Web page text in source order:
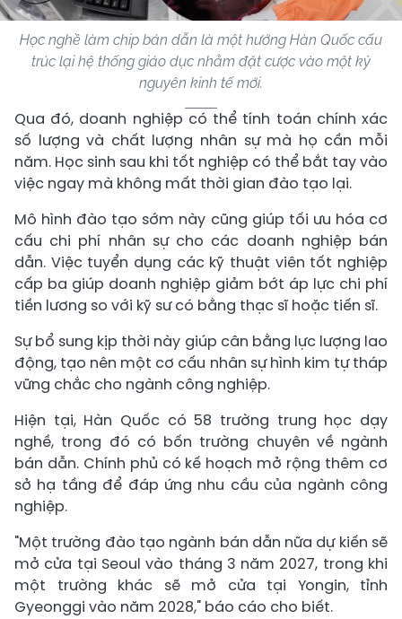
Học nghề làm chip bán dẫn là một hướng Hàn Quốc cấu
trúc lại hệ thống giáo dục nhằm đặt cược vào một kỷ
nguyên kinh tế mới.
Qua đó, doanh nghiệp có thể tính toán chính xác
số lượng và chất lượng nhân sự mà họ cần mỗi
năm. Học sinh sau khi tốt nghiệp có thể bắt tay vào
việc ngay mà không mất thời gian đào tạo lại.
Mô hình đào tạo sớm này cũng giúp tối ưu hóa cơ
cấu chi phí nhân sự cho các doanh nghiệp bán
dẫn. Việc tuyển dụng các kỹ thuật viên tốt nghiệp
cấp ba giúp doanh nghiệp giảm bớt áp lực chi phí
tiền lương so với kỹ sư có bằng thạc sĩ hoặc tiến sĩ.
Sự bổ sung kịp thời này giúp cân bằng lực lượng lao
động, tạo nên một cơ cấu nhân sự hình kim tự tháp
vững chắc cho ngành công nghiệp.
Hiện tại, Hàn Quốc có 58 trường trung học dạy
nghề, trong đó có bốn trường chuyên về ngành
bán dẫn. Chính phủ có kế hoạch mở rộng thêm cơ
sở hạ tầng để đáp ứng nhu cầu của ngành công
nghiệp.
"Một trường đào tạo ngành bán dẫn nữa dự kiến ​​sẽ
mở cửa tại Seoul vào tháng 3 năm 2027, trong khi
một trường khác sẽ mở cửa tại Yongin, tỉnh
Gyeonggi vào năm 2028," báo cáo cho biết.